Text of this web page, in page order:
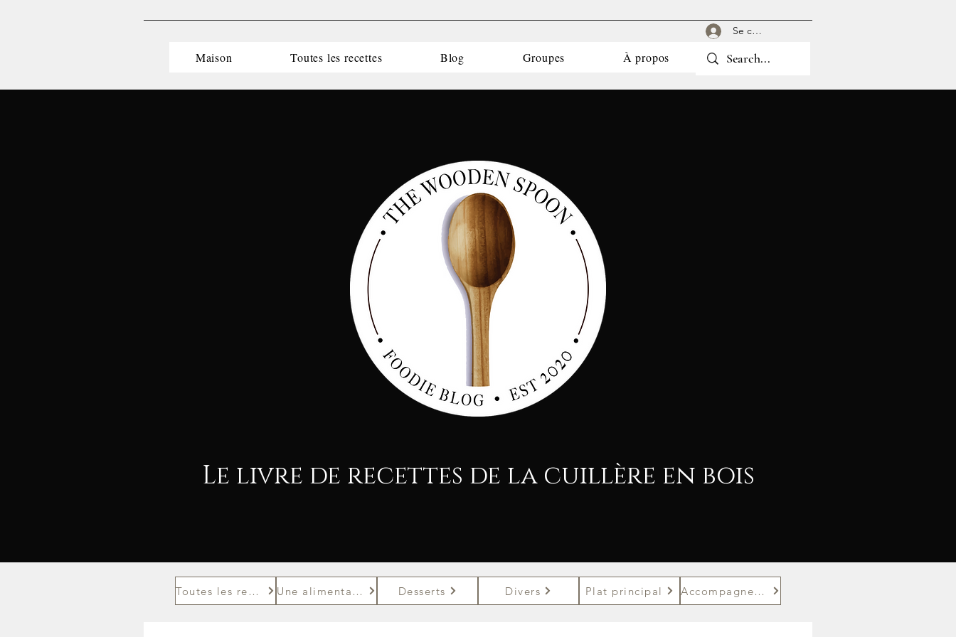
Se connecter
Maison Toutes les recettes Blog Groupes À propos
Le livre de recettes de la cuillère en bois
Toutes les recettes Une alimentation saine Desserts Divers Plat principal Accompagnements